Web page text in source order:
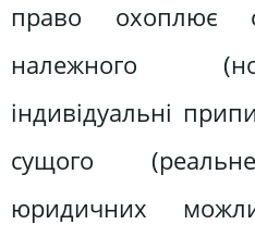
право
належного
індивідуальні
сущого
юридичних